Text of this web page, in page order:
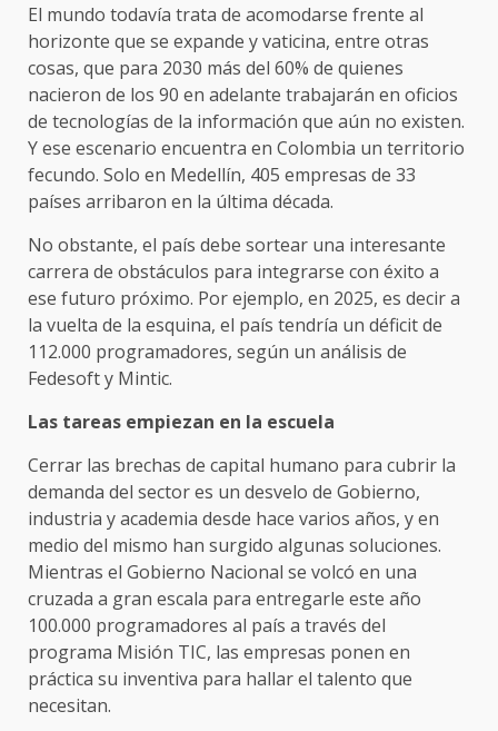
El mundo todavía trata de acomodarse frente al
horizonte que se expande y vaticina, entre otras
cosas, que para 2030 más del 60% de quienes
nacieron de los 90 en adelante trabajarán en oficios
de tecnologías de la información que aún no existen.
Y ese escenario encuentra en Colombia un territorio
fecundo. Solo en Medellín, 405 empresas de 33
países arribaron en la última década.
No obstante, el país debe sortear una interesante
carrera de obstáculos para integrarse con éxito a
ese futuro próximo. Por ejemplo, en 2025, es decir a
la vuelta de la esquina, el país tendría un déficit de
112.000 programadores, según un análisis de
Fedesoft y Mintic.
Las tareas empiezan en la escuela
Cerrar las brechas de capital humano para cubrir la
demanda del sector es un desvelo de Gobierno,
industria y academia desde hace varios años, y en
medio del mismo han surgido algunas soluciones.
Mientras el Gobierno Nacional se volcó en una
cruzada a gran escala para entregarle este año
100.000 programadores al país a través del
programa Misión TIC, las empresas ponen en
práctica su inventiva para hallar el talento que
necesitan.